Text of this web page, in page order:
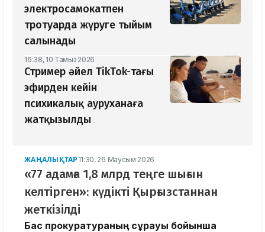
электросамокатпен
тротуарда жүруге тыйым
салынады
16:38, 10 Тамыз 2026
Стример әйел TikTok-тағы
эфирден кейін
психикалық ауруханаға
жатқызылды
ЖАҢАЛЫҚТАР 11:30, 26 Маусым 2026
«77 адамға 1,8 млрд теңге шығын
келтірген»: күдікті Қырғызстаннан
жеткізілді
Бас прокуратураның сұрауы бойынша